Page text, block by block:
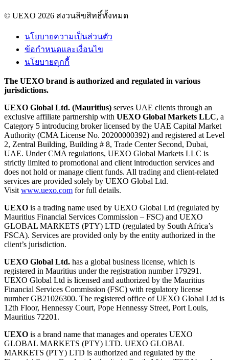
© UEXO 2026 สงวนลิขสิทธิ์ทั้งหมด
นโยบายความเป็นส่วนตัว
ข้อกำหนดและเงื่อนไข
นโยบายคุกกี้
The UEXO brand is authorized and regulated in various
jurisdictions.
UEXO Global Ltd. (Mauritius) serves UAE clients through an
exclusive affiliate partnership with UEXO Global Markets LLC, a
Category 5 introducing broker licensed by the UAE Capital Market
Authority (CMA License No. 20200000392) and registered at Level
2, Zentral Building, Building # 8, Trade Center Second, Dubai,
UAE. Under CMA regulations, UEXO Global Markets LLC is
strictly limited to promotional and client introduction services and
does not hold or manage client funds. All trading and client-related
services are provided solely by UEXO Global Ltd.
Visit www.uexo.com for full details.
UEXO is a trading name used by UEXO Global Ltd (regulated by
Mauritius Financial Services Commission – FSC) and UEXO
GLOBAL MARKETS (PTY) LTD (regulated by South Africa’s
FSCA). Services are provided only by the entity authorized in the
client’s jurisdiction.
UEXO Global Ltd. has a global business license, which is
registered in Mauritius under the registration number 179291.
UEXO Global Ltd is licensed and authorized by the Mauritius
Financial Services Commission (FSC) with regulatory license
number GB21026300. The registered office of UEXO Global Ltd is
12th Floor, Hennessy Court, Pope Hennessy Street, Port Louis,
Mauritius 72201.
UEXO is a brand name that manages and operates UEXO
GLOBAL MARKETS (PTY) LTD. UEXO GLOBAL
MARKETS (PTY) LTD is authorized and regulated by the